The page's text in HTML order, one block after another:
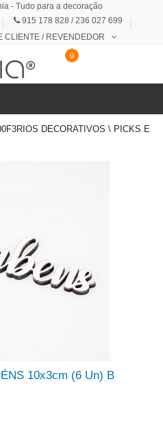
- Tudo para a decoração
915 178 828 / 236 027 699
CLIENTE / REVENDEDOR
0
DECORATIVOS \ PICKS E
10x3cm (6 Un) B